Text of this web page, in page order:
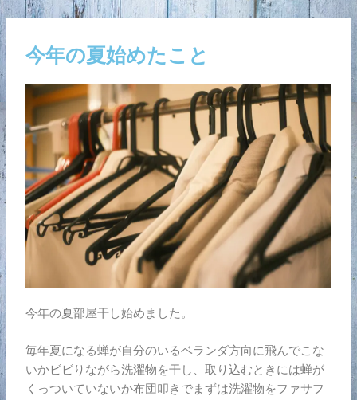
内
容
を
ス
キ
ッ
プ
今年の夏始めたこと
今年の夏部屋干し始めました。
毎年夏になる蝉が自分のいるベランダ方向に飛んでこな
いかビビりながら洗濯物を干し、取り込むときには蝉が
くっついていないか布団叩きでまずは洗濯物をファサフ
Post